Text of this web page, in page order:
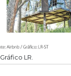
Gráfico LR.